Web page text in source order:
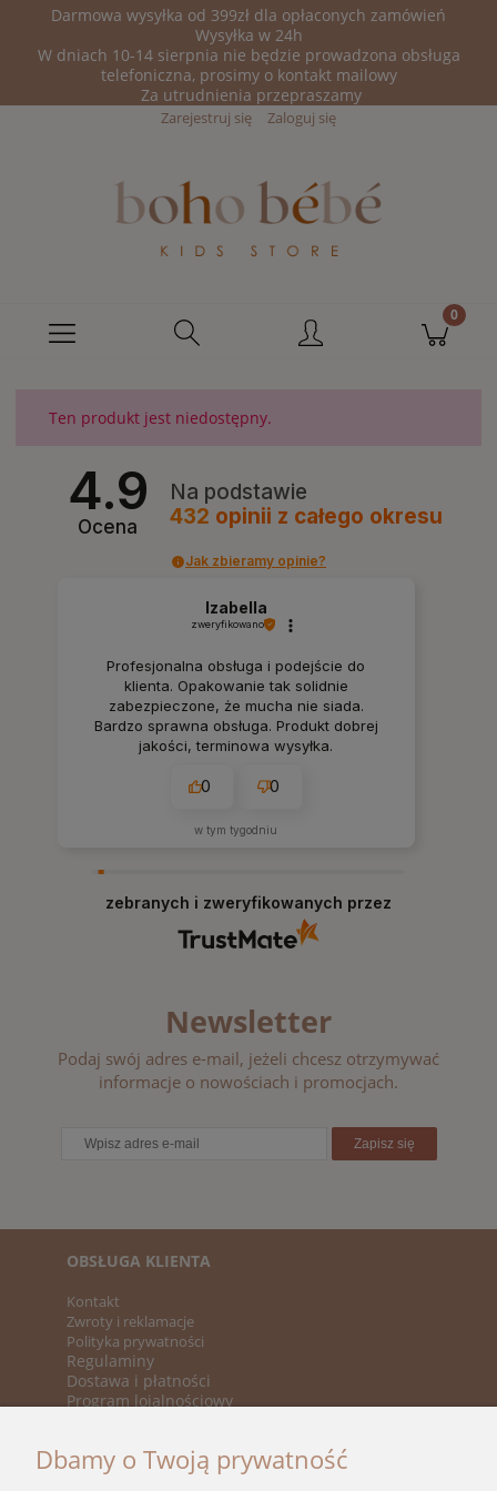
Darmowa wysyłka od 399zł dla opłaconych zamówień
Wysyłka w 24h
W dniach 10-14 sierpnia nie będzie prowadzona obsługa
telefoniczna, prosimy o kontakt mailowy
Za utrudnienia przepraszamy
Zarejestruj się Zaloguj się
Ten produkt jest niedostępny.
4.9
Ocena
Na podstawie
432 opinii z całego okresu
Jak zbieramy opinie?
Izabella
zweryfikowano
Profesjonalna obsługa i podejście do
klienta. Opakowanie tak solidnie
zabezpieczone, że mucha nie siada.
Bardzo sprawna obsługa. Produkt dobrej
jakości, terminowa wysyłka.
0 0
w tym tygodniu
zebranych i zweryfikowanych przez
Newsletter
Podaj swój adres e-mail, jeżeli chcesz otrzymywać
informacje o nowościach i promocjach.
Zapisz się
OBSŁUGA KLIENTA
Kontakt
Zwroty i reklamacje
Polityka prywatności
Regulaminy
Dostawa i płatności
Program lojalnościowy
Nowości
Dbamy o Twoją prywatność